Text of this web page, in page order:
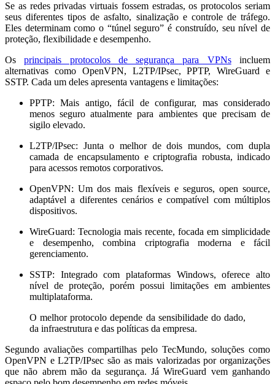
Se as redes privadas virtuais fossem estradas, os protocolos seriam
seus diferentes tipos de asfalto, sinalização e controle de tráfego.
Eles determinam como o “túnel seguro” é construído, seu nível de
proteção, flexibilidade e desempenho.
Osprincipais protocolos de segurança para VPNsincluem
alternativas como OpenVPN, L2TP/IPsec, PPTP, WireGuard e
SSTP. Cada um deles apresenta vantagens e limitações:
PPTP: Mais antigo, fácil de configurar, mas considerado
menos seguro atualmente para ambientes que precisam de
sigilo elevado.
L2TP/IPsec: Junta o melhor de dois mundos, com dupla
camada de encapsulamento e criptografia robusta, indicado
para acessos remotos corporativos.
OpenVPN: Um dos mais flexíveis e seguros, open source,
adaptável a diferentes cenários e compatível com múltiplos
dispositivos.
WireGuard: Tecnologia mais recente, focada em simplicidade
e desempenho, combina criptografia moderna e fácil
gerenciamento.
SSTP: Integrado com plataformas Windows, oferece alto
nível de proteção, porém possui limitações em ambientes
multiplataforma.
O melhor protocolo depende da sensibilidade do dado,
da infraestrutura e das políticas da empresa.
Segundo avaliações compartilhas pelo TecMundo, soluções como
OpenVPN e L2TP/IPsec são as mais valorizadas por organizações
que não abrem mão da segurança. Já WireGuard vem ganhando